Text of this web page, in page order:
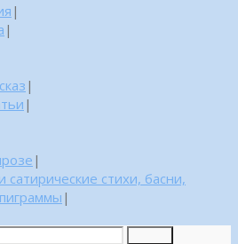
|
|
|
|
|
стихи, басни,
|